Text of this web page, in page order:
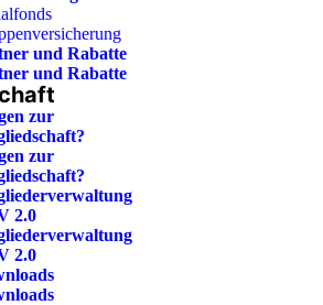
und Rabatte
und Rabatte
zur
zur
2.0
2.0